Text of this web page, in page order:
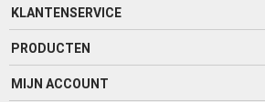
KLANTENSERVICE
PRODUCTEN
MIJN ACCOUNT